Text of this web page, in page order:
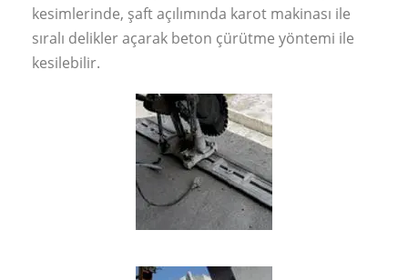
kesimlerinde, şaft açılımında karot makinası ile
sıralı delikler açarak beton çürütme yöntemi ile
kesilebilir.